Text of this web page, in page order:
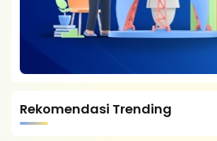
Rekomendasi Trending